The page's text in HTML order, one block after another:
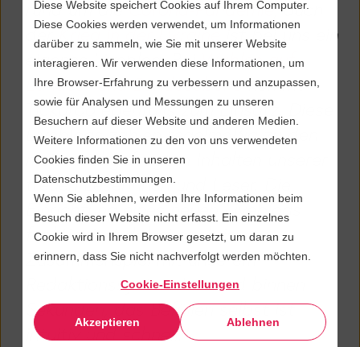
Diese Website speichert Cookies auf Ihrem Computer.
Diese Cookies werden verwendet, um Informationen
darüber zu sammeln, wie Sie mit unserer Website
interagieren. Wir verwenden diese Informationen, um
Ihre Browser-Erfahrung zu verbessern und anzupassen,
sowie für Analysen und Messungen zu unseren
Besuchern auf dieser Website und anderen Medien.
Weitere Informationen zu den von uns verwendeten
Cookies finden Sie in unseren
Datenschutzbestimmungen.
Wenn Sie ablehnen, werden Ihre Informationen beim
Besuch dieser Website nicht erfasst. Ein einzelnes
Cookie wird in Ihrem Browser gesetzt, um daran zu
erinnern, dass Sie nicht nachverfolgt werden möchten.
Cookie-Einstellungen
Akzeptieren Ablehnen
rund um dieCorona-Pandemie, auch
derKrieg in der Ukraine ist bei uns ein
eigenes Liveblog. BeiWahlen auf
Landes- und Bundesebene kommt
Tickaroo ebenfalls zum Einsatz. Diese
Liveblogs zählen regelmäßig zu den
meistnachgefragten Inhalten unserer
treuen Leserinnen und Leser. Die
Einrichtung eines neuen Liveblogs
funktioniert dabei auch in
Zusammenspiel mit unserem
Redaktionssystem Interred binnen
Sekunden, das Befüllen selbst ist
intuitiv und schnell."